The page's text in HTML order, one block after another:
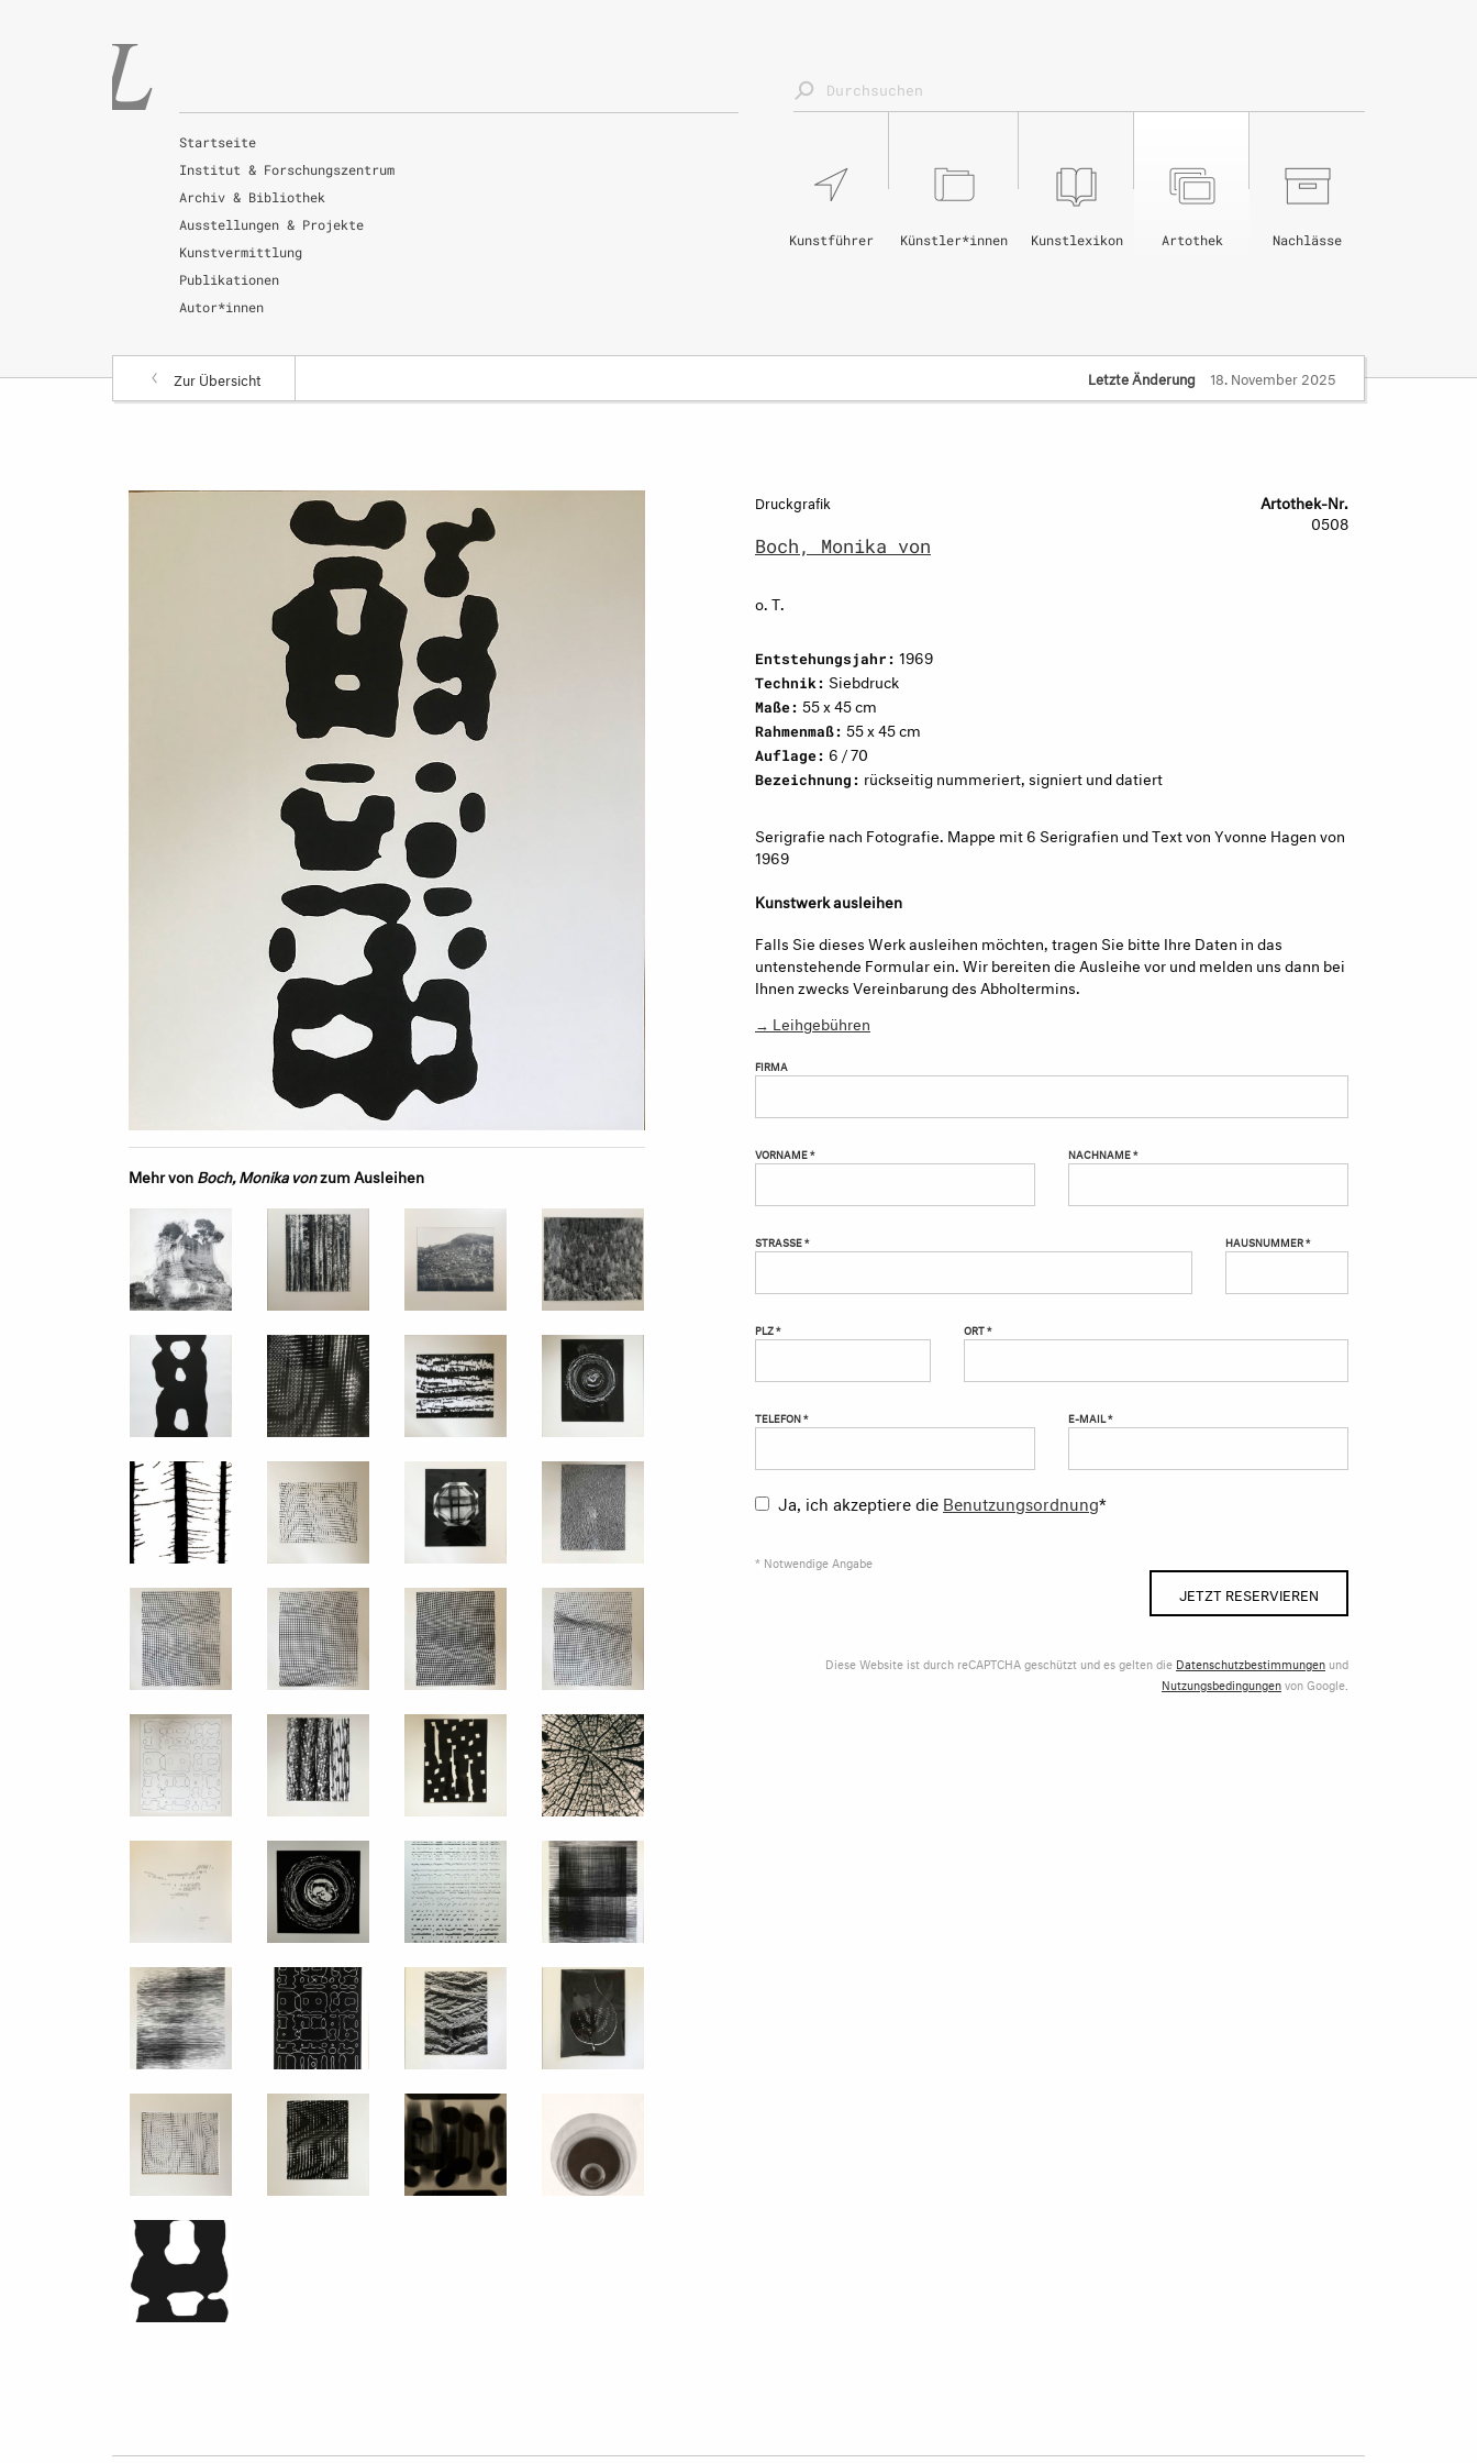
Startseite
Institut & Forschungszentrum
Archiv & Bibliothek
Ausstellungen & Projekte
Kunstvermittlung
Publikationen
Autor*innen
Nachlässe
Artothek
Kunstlexikon
Künstler*innen
Kunstführer
Zur Übersicht Letzte Änderung 18. November 2025
Mehr vonBoch, Monika vonzum Ausleihen
Druckgrafik
Boch, Monika von
o. T.
Artothek-Nr.
0508
Entstehungsjahr: 1969
Technik: Siebdruck
Maße: 55 x 45 cm
Rahmenmaß: 55 x 45 cm
Auflage: 6 / 70
Bezeichnung: rückseitig nummeriert, signiert und datiert
Serigrafie nach Fotografie. Mappe mit 6 Serigrafien und Text von Yvonne Hagen von
1969
Kunstwerk ausleihen
Falls Sie dieses Werk ausleihen möchten, tragen Sie bitte Ihre Daten in das
untenstehende Formular ein. Wir bereiten die Ausleihe vor und melden uns dann bei
Ihnen zwecks Vereinbarung des Abholtermins.
→ Leihgebühren
FIRMA
VORNAME * NACHNAME *
STRASSE * HAUSNUMMER *
PLZ * ORT *
TELEFON * E-MAIL *
Ja, ich akzeptiere die Benutzungsordnung*
* Notwendige Angabe
JETZT RESERVIEREN
Diese Website ist durch reCAPTCHA geschützt und es gelten die Datenschutzbestimmungen und
Nutzungsbedingungenvon Google.